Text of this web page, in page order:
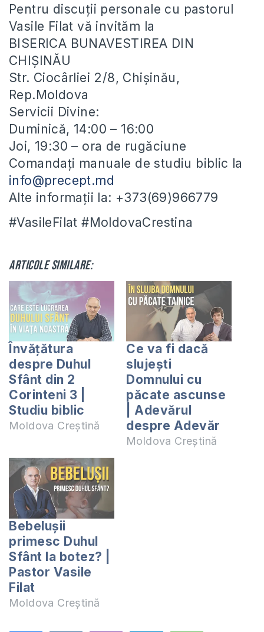
Pentru discuții personale cu pastorul
Vasile Filat vă invităm la
BISERICA BUNAVESTIREA DIN
CHIȘINĂU
Str. Ciocârliei 2/8, Chișinău,
Rep.Moldova
Servicii Divine:
Duminică, 14:00 – 16:00
Joi, 19:30 – ora de rugăciune
Comandați manuale de studiu biblic la
info@precept.md
Alte informații la: +373(69)966779
#VasileFilat #MoldovaCrestina
Articole similare:
Învățătura
despre Duhul
Sfânt din 2
Corinteni 3 |
Studiu biblic
Moldova Creștină
Ce va fi dacă
slujești
Domnului cu
păcate ascunse
| Adevărul
despre Adevăr
Moldova Creștină
Bebelușii
primesc Duhul
Sfânt la botez? |
Pastor Vasile
Filat
Moldova Creștină